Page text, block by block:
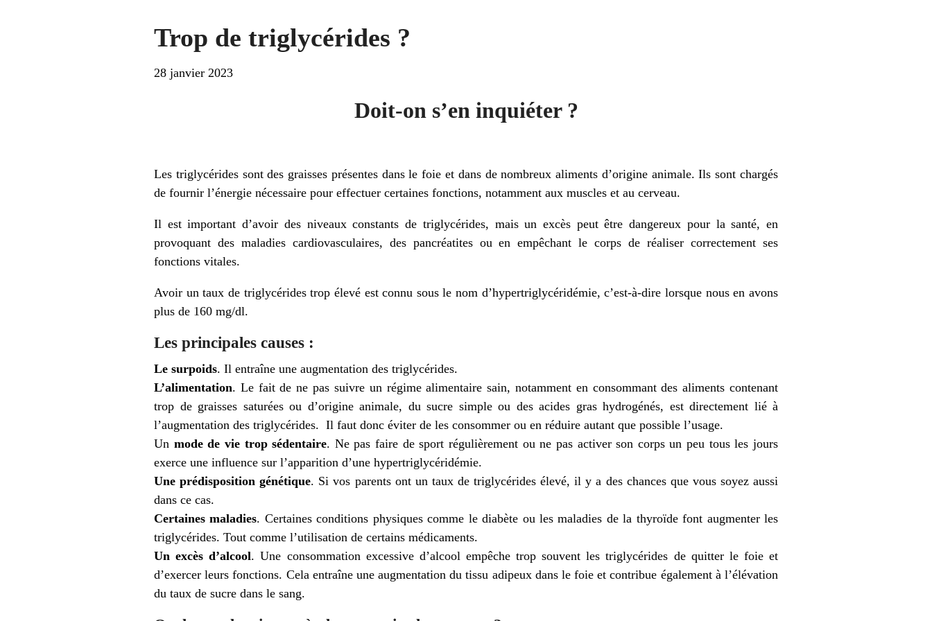
Trop de triglycérides ?
28 janvier 2023
Doit-on s’en inquiéter ?
Les triglycérides sont des graisses présentes dans le foie et dans de nombreux aliments d’origine animale. Ils sont chargés
de fournir l’énergie nécessaire pour effectuer certaines fonctions, notamment aux muscles et au cerveau.
Il est important d’avoir des niveaux constants de triglycérides, mais un excès peut être dangereux pour la santé, en
provoquant des maladies cardiovasculaires, des pancréatites ou en empêchant le corps de réaliser correctement ses
fonctions vitales.
Avoir un taux de triglycérides trop élevé est connu sous le nom d’hypertriglycéridémie, c’est-à-dire lorsque nous en avons
plus de 160 mg/dl.
Les principales causes :
Le surpoids. Il entraîne une augmentation des triglycérides.
L’alimentation. Le fait de ne pas suivre un régime alimentaire sain, notamment en consommant des aliments contenant
trop de graisses saturées ou d’origine animale, du sucre simple ou des acides gras hydrogénés, est directement lié à
l’augmentation des triglycérides. Il faut donc éviter de les consommer ou en réduire autant que possible l’usage.
Un mode de vie trop sédentaire. Ne pas faire de sport régulièrement ou ne pas activer son corps un peu tous les jours
exerce une influence sur l’apparition d’une hypertriglycéridémie.
Une prédisposition génétique. Si vos parents ont un taux de triglycérides élevé, il y a des chances que vous soyez aussi
dans ce cas.
Certaines maladies. Certaines conditions physiques comme le diabète ou les maladies de la thyroïde font augmenter les
triglycérides. Tout comme l’utilisation de certains médicaments.
Un excès d’alcool. Une consommation excessive d’alcool empêche trop souvent les triglycérides de quitter le foie et
d’exercer leurs fonctions. Cela entraîne une augmentation du tissu adipeux dans le foie et contribue également à l’élévation
du taux de sucre dans le sang.